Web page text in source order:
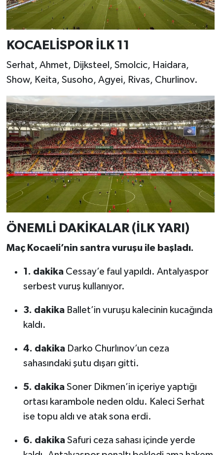
KOCAELİSPOR İLK 11
Serhat, Ahmet, Dijksteel, Smolcic, Haidara,
Show, Keita, Susoho, Agyei, Rivas, Churlinov.
ÖNEMLİ DAKİKALAR (İLK YARI)
Maç Kocaeli’nin santra vuruşu ile başladı.
1. dakikaCessay’e faul yapıldı. Antalyaspor
serbest vuruş kullanıyor.
3. dakikaBallet’in vuruşu kalecinin kucağında
kaldı.
4. dakikaDarko Churlınov’un ceza
sahasındaki şutu dışarı gitti.
5. dakikaSoner Dikmen’in içeriye yaptığı
ortası karambole neden oldu. Kaleci Serhat
ise topu aldı ve atak sona erdi.
6. dakika Safuri ceza sahası içinde yerde